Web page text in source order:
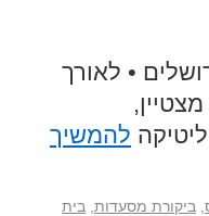
• לאורך
מצטיין,
להמשיך
ביקורת מסעדות בית